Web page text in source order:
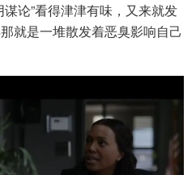
论”看得津津有味，又来就发
就是一堆散发着恶臭影响自己